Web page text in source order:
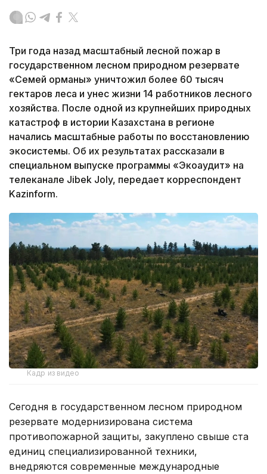
Три года назад масштабный лесной пожар в
государственном лесном природном резервате
«Семей орманы» уничтожил более 60 тысяч
гектаров леса и унес жизни 14 работников лесного
хозяйства. После одной из крупнейших природных
катастроф в истории Казахстана в регионе
начались масштабные работы по восстановлению
экосистемы. Об их результатах рассказали в
специальном выпуске программы «Экоаудит» на
телеканале Jibek Joly, передает корреспондент
Kazinform.
Кадр из видео
Сегодня в государственном лесном природном
резервате модернизирована система
противопожарной защиты, закуплено свыше ста
единиц специализированной техники,
внедряются современные международные